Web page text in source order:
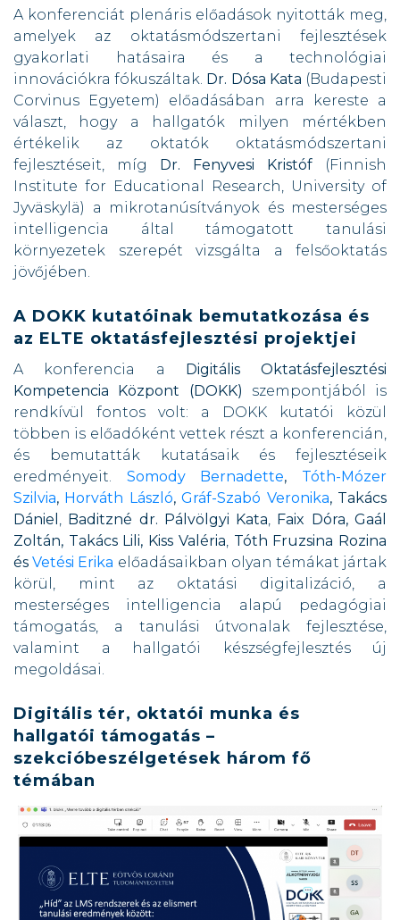
A konferenciát plenáris előadások nyitották meg,
amelyek az oktatásmódszertani fejlesztések
gyakorlati hatásaira és a technológiai
innovációkra fókuszáltak. Dr. Dósa Kata (Budapesti
Corvinus Egyetem) előadásában arra kereste a
választ, hogy a hallgatók milyen mértékben
értékelik az oktatók oktatásmódszertani
fejlesztéseit, míg Dr. Fenyvesi Kristóf (Finnish
Institute for Educational Research, University of
Jyväskylä) a mikrotanúsítványok és mesterséges
intelligencia által támogatott tanulási
környezetek szerepét vizsgálta a felsőoktatás
jövőjében.
A DOKK kutatóinak bemutatkozása és
az ELTE oktatásfejlesztési projektjei
A konferencia a Digitális Oktatásfejlesztési
Kompetencia Központ (DOKK) szempontjából is
rendkívül fontos volt: a DOKK kutatói közül
többen is előadóként vettek részt a konferencián,
és bemutatták kutatásaik és fejlesztéseik
eredményeit. Somody Bernadette, Tóth-Mózer
Szilvia, Horváth László,Gráf-Szabó Veronika, Takács
Dániel , Baditzné dr. Pálvölgyi Kata, Faix Dóra, Gaál
Zoltán, Takács Lili, Kiss Valéria, Tóth Fruzsina Rozina
ésVetési Erika előadásaikban olyan témákat jártak
körül, mint az oktatási digitalizáció, a
mesterséges intelligencia alapú pedagógiai
támogatás, a tanulási útvonalak fejlesztése,
valamint a hallgatói készségfejlesztés új
megoldásai.
Digitális tér, oktatói munka és
hallgatói támogatás –
szekcióbeszélgetések három fő
témában